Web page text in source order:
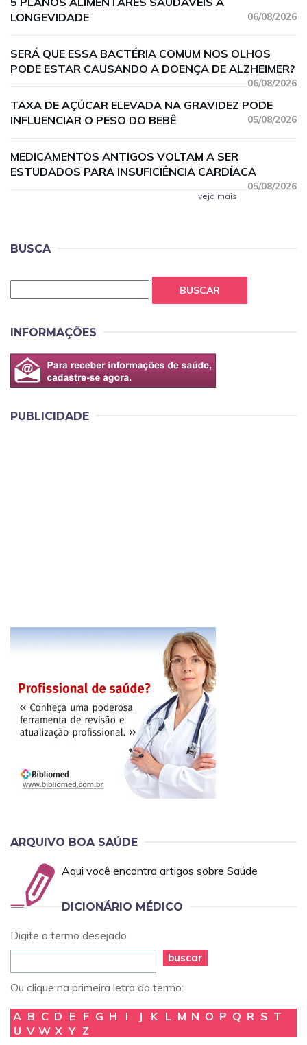
LONGEVIDADE
06/08/2026
SERÁ QUE ESSA BACTÉRIA COMUM NOS OLHOS
PODE ESTAR CAUSANDO A DOENÇA DE ALZHEIMER?
06/08/2026
TAXA DE AÇÚCAR ELEVADA NA GRAVIDEZ PODE
INFLUENCIAR O PESO DO BEBÊ
05/08/2026
MEDICAMENTOS ANTIGOS VOLTAM A SER
ESTUDADOS PARA INSUFICIÊNCIA CARDÍACA
05/08/2026
veja mais
BUSCA
BUSCAR
INFORMAÇÕES
PUBLICIDADE
ARQUIVO BOA SAÚDE
Aqui você encontra artigos sobre Saúde
DICIONÁRIO MÉDICO
Digite o termo desejado
buscar
Ou clique na primeira letra do termo:
A B C D E F G H I J K L M N O P Q R S T
U V W X Y Z